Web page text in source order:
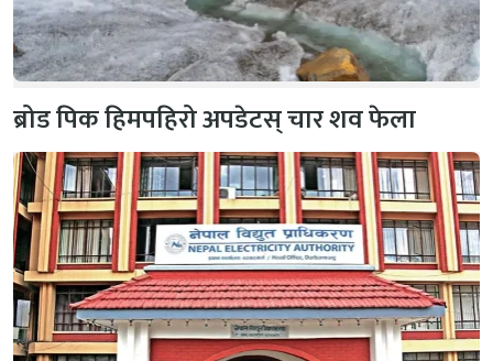
ब्रोड पिक हिमपहिरो अपडेटस् चार शव फेला